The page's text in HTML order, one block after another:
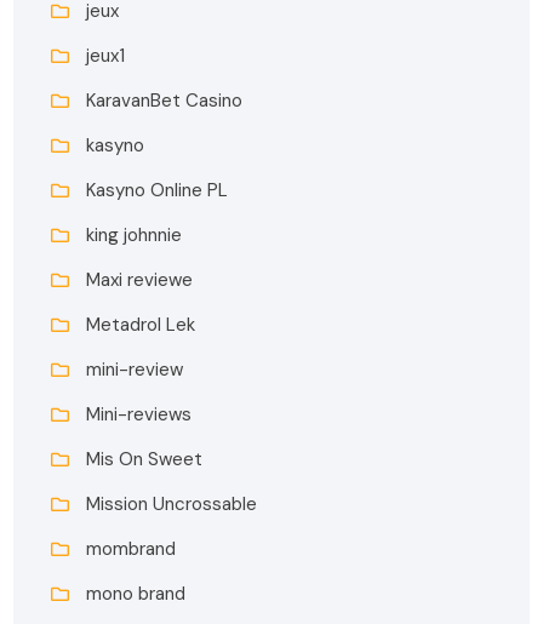
jeux
jeux1
KaravanBet Casino
kasyno
Kasyno Online PL
king johnnie
Maxi reviewe
Metadrol Lek
mini-review
Mini-reviews
Mis On Sweet
Mission Uncrossable
mombrand
mono brand